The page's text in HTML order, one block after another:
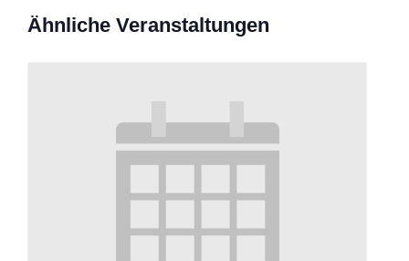
Ähnliche Veranstaltungen